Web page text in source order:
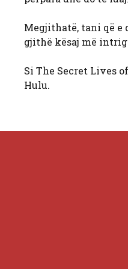
Megjithatë, tani që e
gjithë kësaj më
Si The Secret Lives
Hulu.